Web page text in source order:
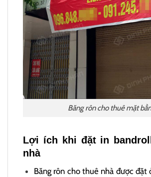
Băng rôn cho thuê mặt
Lợi ích khi đặt in
nhà
Băng rôn cho thuê nhà được đặt